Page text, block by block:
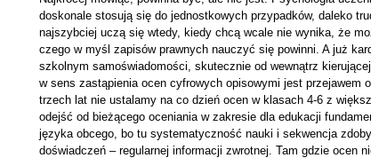
doskonale stosują się do jednostkowych przypadków, daleko
najszybciej uczą się wtedy, kiedy chcą wcale nie wynika, że
czego w myśl zapisów prawnych nauczyć się powinni. A już
szkolnym samoświadomości, skutecznie od wewnątrz
w sens zastąpienia ocen cyfrowych opisowymi jest przejawem
trzech lat nie ustalamy na co dzień ocen w klasach 4-6 z
odejść od bieżącego oceniania w zakresie dla edukacji
języka obcego, bo tu systematyczność nauki i sekwencja
doświadczeń – regularnej informacji zwrotnej. Tam gdzie ocen